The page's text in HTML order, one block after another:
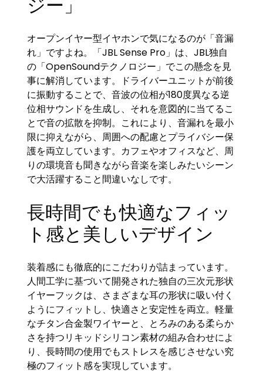
オープンイヤー型イヤホンで気になるのが「音漏
れ」ですよね。「JBL Sense Pro」は、JBL独自
の「OpenSoundテクノロジー」でこの懸念を見
事に解消しています。ドライバーユニットが前後
に振動することで、音波の位相が180度異なる逆
位相サウンドを生成し、それを意図的に当てるこ
とで音の拡散を抑制。これにより、音漏れを最小
限に抑えながら、周囲への配慮とプライバシー保
護を両立しています。カフェやオフィスなど、周
りの環境音も聞きながら音楽を楽しみたいシーン
で大活躍すること間違いなしです。
長時間でも快適なフィッ
ト感と美しいデザイン
装着感にも徹底的にこだわりが詰まっています。
人間工学に基づいて開発された独自の三次元形状
イヤーフックは、さまざまな耳の形状に吸い付く
ようにフィットし、快適さと安定性を両立。軽量
なチタン合金製ワイヤーと、とろみのある柔らか
さを持つリキッドシリコン素材の組み合わせによ
り、長時間の使用でもストレスを感じさせない究
極のフィット感を実現しています。